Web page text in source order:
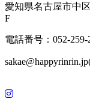
愛知県名古屋市中
F
電話番号：052-259-